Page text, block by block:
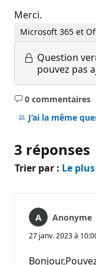
Merci.
Microsoft 365 et
Question
pouvez pas
0 commentaires
Aucun
J’ai la même
3 réponses
Trier par : Le
Anonyme
27 janv. 2023 à